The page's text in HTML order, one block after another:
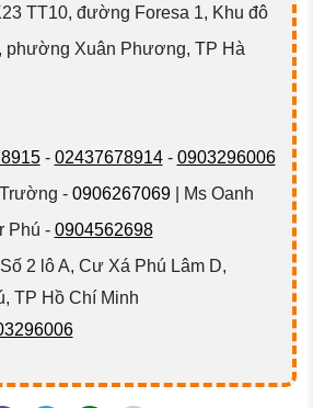
TT10, đường Foresa 1, Khu đô
phường Xuân Phương, TP Hà
- 02437678914- 0903296006
- 0906267069| Ms Oanh
Phú - 0904562698
Số 2 lô A, Cư Xá Phú Lâm D,
TP Hồ Chí Minh